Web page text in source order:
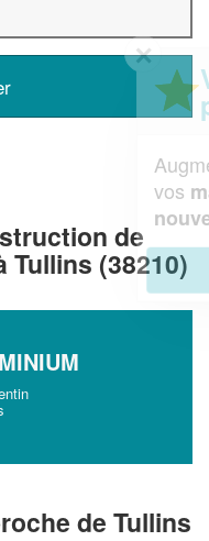
de
Tullins (38210)
de Tullins
un
?
chiffre d'affaireset
plus